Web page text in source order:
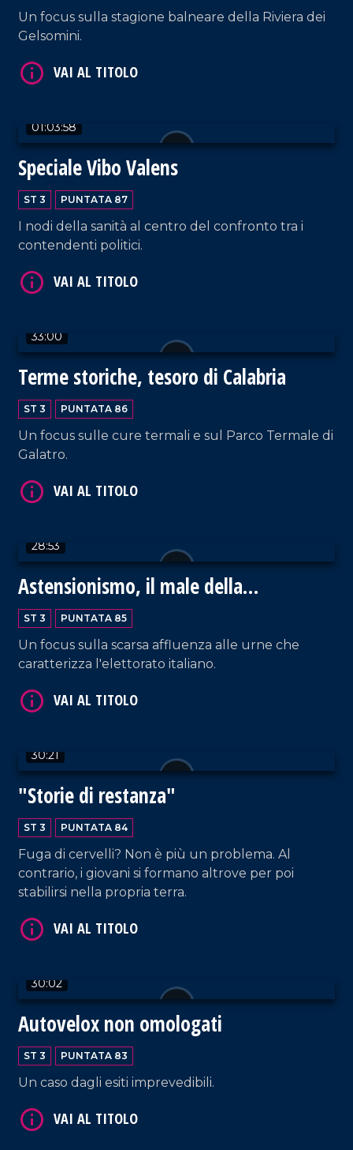
Un focus sulla stagione balneare della Riviera dei
Gelsomini.
01:03:58
Speciale Vibo Valens
ST 3 PUNTATA 87
I nodi della sanità al centro del confronto tra i
contendenti politici.
33:00
Terme storiche, tesoro di Calabria
ST 3 PUNTATA 86
Un focus sulle cure termali e sul Parco Termale di
Galatro.
28:53
Astensionismo, il male della
democrazia
ST 3 PUNTATA 85
Un focus sulla scarsa affluenza alle urne che
caratterizza l'elettorato italiano.
30:21
"Storie di restanza"
ST 3 PUNTATA 84
Fuga di cervelli? Non è più un problema. Al
contrario, i giovani si formano altrove per poi
stabilirsi nella propria terra.
30:02
Autovelox non omologati
ST 3 PUNTATA 83
Un caso dagli esiti imprevedibili.
VAI AL TITOLO
VAI AL TITOLO
VAI AL TITOLO
VAI AL TITOLO
VAI AL TITOLO